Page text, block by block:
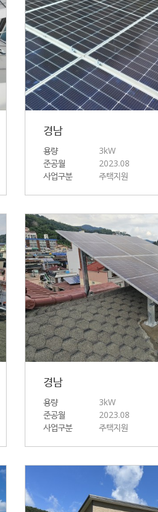
경남
용량
3kW
준공월
2023.08
사업구분
주택지원
경남
용량
3kW
준공월
2023.08
사업구분
주택지원